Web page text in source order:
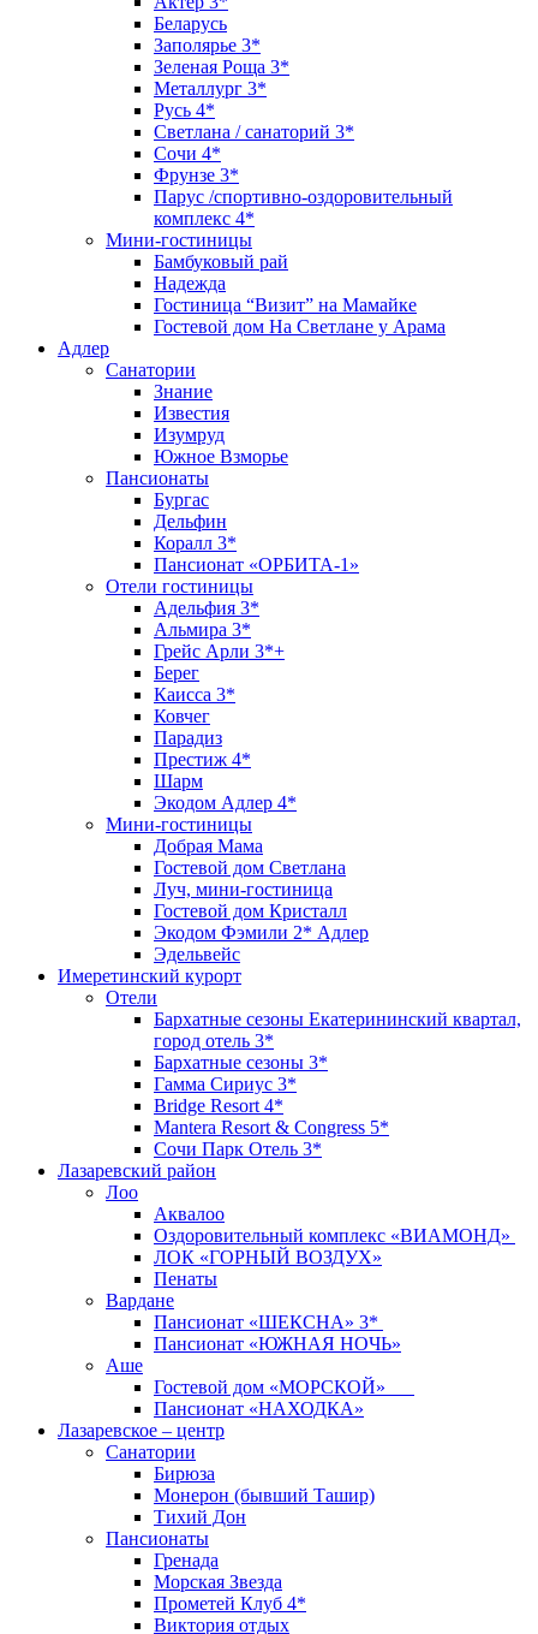
Беларусь
Заполярье 3*
Зеленая Роща 3*
Металлург 3*
Русь 4*
Светлана / санаторий 3*
Сочи 4*
Фрунзе 3*
Парус /спортивно-оздоровительный
комплекс 4*
Мини-гостиницы
Бамбуковый рай
Надежда
Гостиница “Визит” на Мамайке
Гостевой дом На Светлане у Арама
Адлер
Санатории
Знание
Известия
Изумруд
Южное Взморье
Пансионаты
Бургас
Дельфин
Коралл 3*
Пансионат «ОРБИТА-1»
Отели гостиницы
Адельфия 3*
Альмира 3*
Грейс Арли 3*+
Берег
Каисса 3*
Ковчег
Парадиз
Престиж 4*
Шарм
Экодом Адлер 4*
Мини-гостиницы
Добрая Мама
Гостевой дом Светлана
Луч, мини-гостиница
Гостевой дом Кристалл
Экодом Фэмили 2* Адлер
Эдельвейс
Имеретинский курорт
Отели
Бархатные сезоны Екатерининский квартал,
город отель 3*
Бархатные сезоны 3*
Гамма Сириус 3*
Bridge Resort 4*
Mantera Resort & Congress 5*
Сочи Парк Отель 3*
Лазаревский район
Лоо
Аквалоо
Оздоровительный комплекс «ВИАМОНД»
ЛОК «ГОРНЫЙ ВОЗДУХ»
Пенаты
Вардане
Пансионат «ШЕКСНА» 3*
Пансионат «ЮЖНАЯ НОЧЬ»
Аше
Гостевой дом «МОРСКОЙ»
Пансионат «НАХОДКА»
Лазаревское – центр
Санатории
Бирюза
Монерон (бывший Ташир)
Тихий Дон
Пансионаты
Гренада
Морская Звезда
Прометей Клуб 4*
Виктория отдых